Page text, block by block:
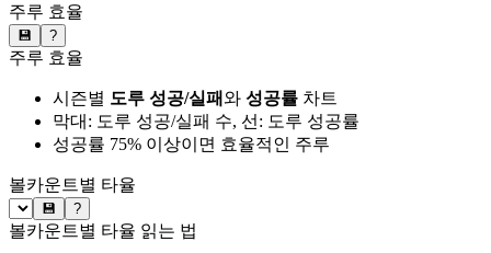
주루 효율
💾 ?
주루 효율
시즌별 도루 성공/실패와 성공률 차트
막대: 도루 성공/실패 수, 선: 도루 성공률
성공률 75% 이상이면 효율적인 주루
볼카운트별 타율
💾 ?
볼카운트별 타율 읽는 법